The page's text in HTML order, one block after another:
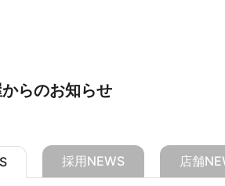
らのお知らせ
採用NEWS 店舗